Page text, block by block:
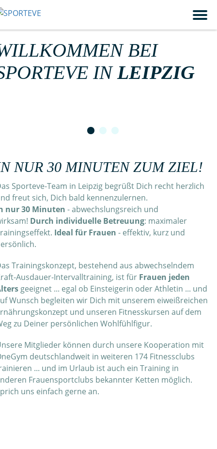
BEI
INLEIPZIG
NUR 30 MINUTEN ZUM ZIEL!
Sporteve-Team in Leipzig begrüßt Dich recht herzlich
freut sich, Dich bald kennenzulernen.
nur 30 Minuten - abwechslungsreich und
Durch individuelle Betreuung: maximaler
Ideal für Frauen - effektiv, kurz und
Trainingskonzept, bestehend aus abwechselndem
Ausdauer-Intervalltraining, ist für Frauen jeden
geeignet ... egal ob Einsteigerin oder Athletin ... und
Wunsch begleiten wir Dich mit unserem eiweißreichen
und unseren Fitnesskursen auf dem
zu Deiner persönlichen Wohlfühlfigur.
Mitglieder können durch unsere Kooperation mit
deutschlandweit in weiteren 174 Fitnessclubs
... und im Urlaub ist auch ein Training in
Frauensportclubs bekannter Ketten möglich.
uns einfach gerne an.